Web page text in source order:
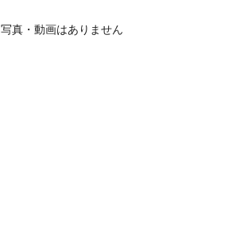
写真・動画はありません